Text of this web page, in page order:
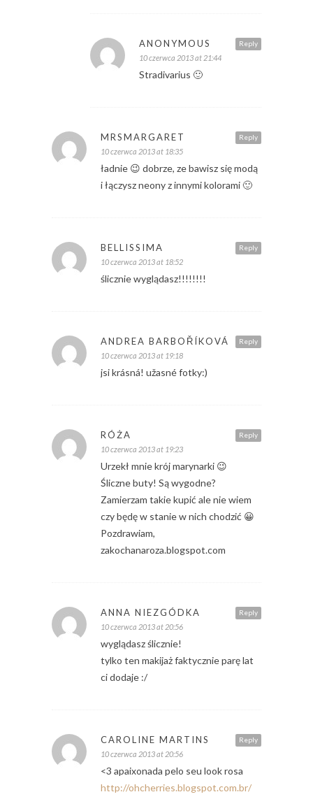
Reply
ANONYMOUS
10 czerwca 2013 at 21:44
Stradivarius 🙂
Reply
MRSMARGARET
10 czerwca 2013 at 18:35
ładnie 😉 dobrze, ze bawisz się modą
i łączysz neony z innymi kolorami 🙂
Reply
BELLISSIMA
10 czerwca 2013 at 18:52
ślicznie wyglądasz!!!!!!!!
Reply
ANDREA BARBOŘÍKOVÁ
10 czerwca 2013 at 19:18
jsi krásná! užasné fotky:)
Reply
RÓŻA
10 czerwca 2013 at 19:23
Urzekł mnie krój marynarki 😉
Śliczne buty! Są wygodne?
Zamierzam takie kupić ale nie wiem
czy będę w stanie w nich chodzić 😀
Pozdrawiam,
zakochanaroza.blogspot.com
Reply
ANNA NIEZGÓDKA
10 czerwca 2013 at 20:56
wyglądasz ślicznie!
tylko ten makijaż faktycznie parę lat
ci dodaje :/
Reply
CAROLINE MARTINS
10 czerwca 2013 at 20:56
<3 apaixonada pelo seu look rosa
http://ohcherries.blogspot.com.br/